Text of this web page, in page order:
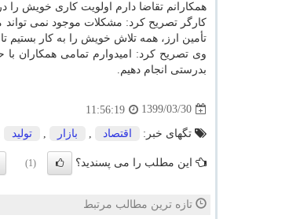
همکارانم تقاضا دارم اولویت کاری خویش را
کارگر تصریح کرد: مشکلات موجود نمی تواند
تأمین ارز، همه تلاش خویش را به کار بستیم تا
وی تصریح کرد: امیدوارم تمامی همکاران با
بدرستی انجام دهیم.
1399/03/30
11:56:19
تگهای خبر: اقتصاد بازار تولید
این مطلب را می پسندید؟ (1)
تازه ترین مطالب مرتبط